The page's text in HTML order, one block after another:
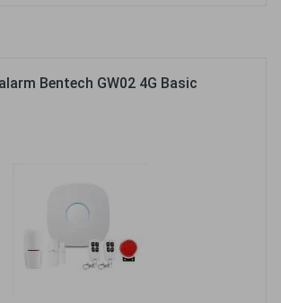
Bentech GW02 4G Basic